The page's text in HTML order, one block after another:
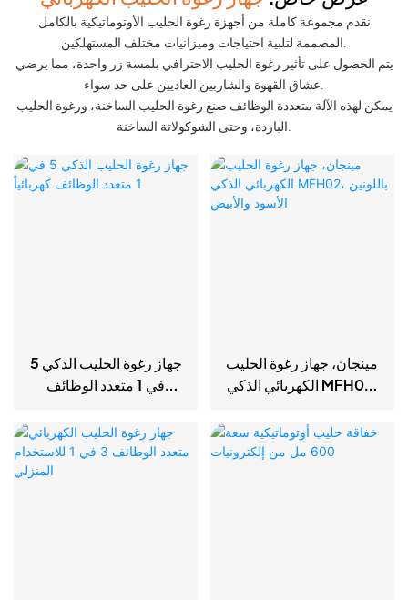
نقدم مجموعة كاملة من أجهزة رغوة الحليب الأوتوماتيكية بالكامل
يتم الحصول على تأثير رغوة الحليب الاحترافي بلمسة زر واحدة، مما يرضي
يمكن لهذه الآلة متعددة الوظائف صنع رغوة الحليب الساخنة، ورغوة الحليب
جهاز رغوة الحليب الذكي 5
في 1 متعدد الوظائف
مينجان، جهاز رغوة الحليب
الكهربائي الذكي MFH02،